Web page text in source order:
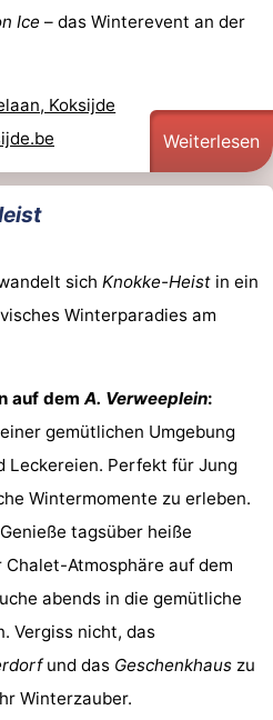
Ice – das Winterevent an der
Koksijde
Weiterlesen
sich Knokke-Heist in ein
Winterparadies am
auf demA. Verweeplein:
gemütlichen Umgebung
Leckereien. Perfekt für Jung
Wintermomente zu erleben.
Genieße tagsüber heiße
Atmosphäre auf dem
abends in die gemütliche
Vergiss nicht, das
und das Geschenkhaus zu
Winterzauber.